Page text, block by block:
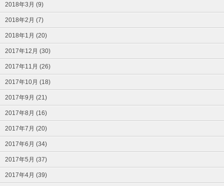
2018年3月 (9)
2018年2月 (7)
2018年1月 (20)
2017年12月 (30)
2017年11月 (26)
2017年10月 (18)
2017年9月 (21)
2017年8月 (16)
2017年7月 (20)
2017年6月 (34)
2017年5月 (37)
2017年4月 (39)